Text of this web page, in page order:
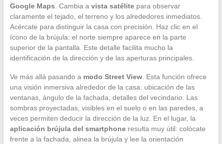
Google Maps . Cambia a vista satélitepara observar
claramente el tejado, el terreno y los alrededores inmediatos.
Acércate para distinguir la casa con precisión. Haz clic en el
ícono de la brújula: el norte siempre aparece en la parte
superior de la pantalla. Este detalle facilita mucho la
identificación de la dirección y de las aperturas principales.
Ve más allá pasando a modo Street View. Esta función ofrece
una visión inmersiva alrededor de la casa: ubicación de las
ventanas, ángulo de la fachada, detalles del vecindario. Las
sombras proyectadas, visibles en el suelo o en las paredes, a
veces permiten deducir la dirección de la luz. En el lugar, la
aplicación brújula del smartphoneresulta muy útil: colócate
frente a la fachada, alinea la brújula y lee la orientación